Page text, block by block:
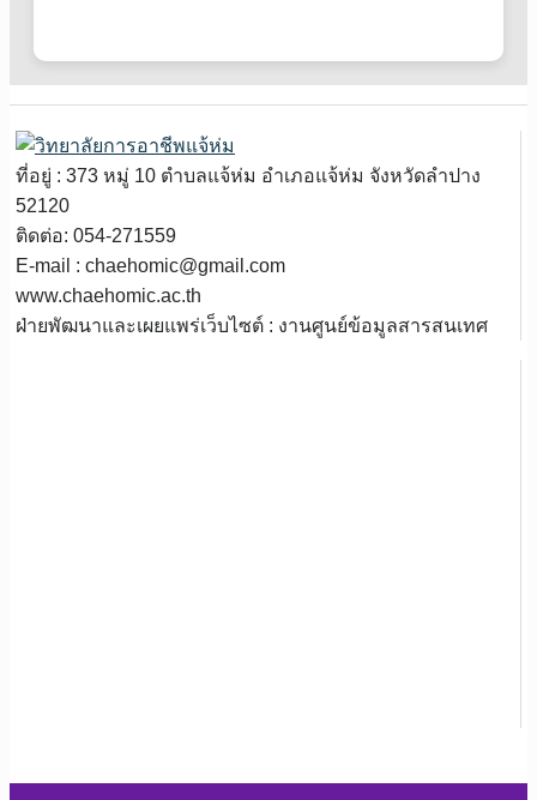
ที่อยู่ : 373 หมู่ 10 ตำบลแจ้ห่ม อำเภอแจ้ห่ม จังหวัดลำปาง
52120
ติดต่อ: 054-271559
E-mail : chaehomic@gmail.com
www.chaehomic.ac.th
ฝ่ายพัฒนาและเผยแพร่เว็บไซต์ : งานศูนย์ข้อมูลสารสนเทศ